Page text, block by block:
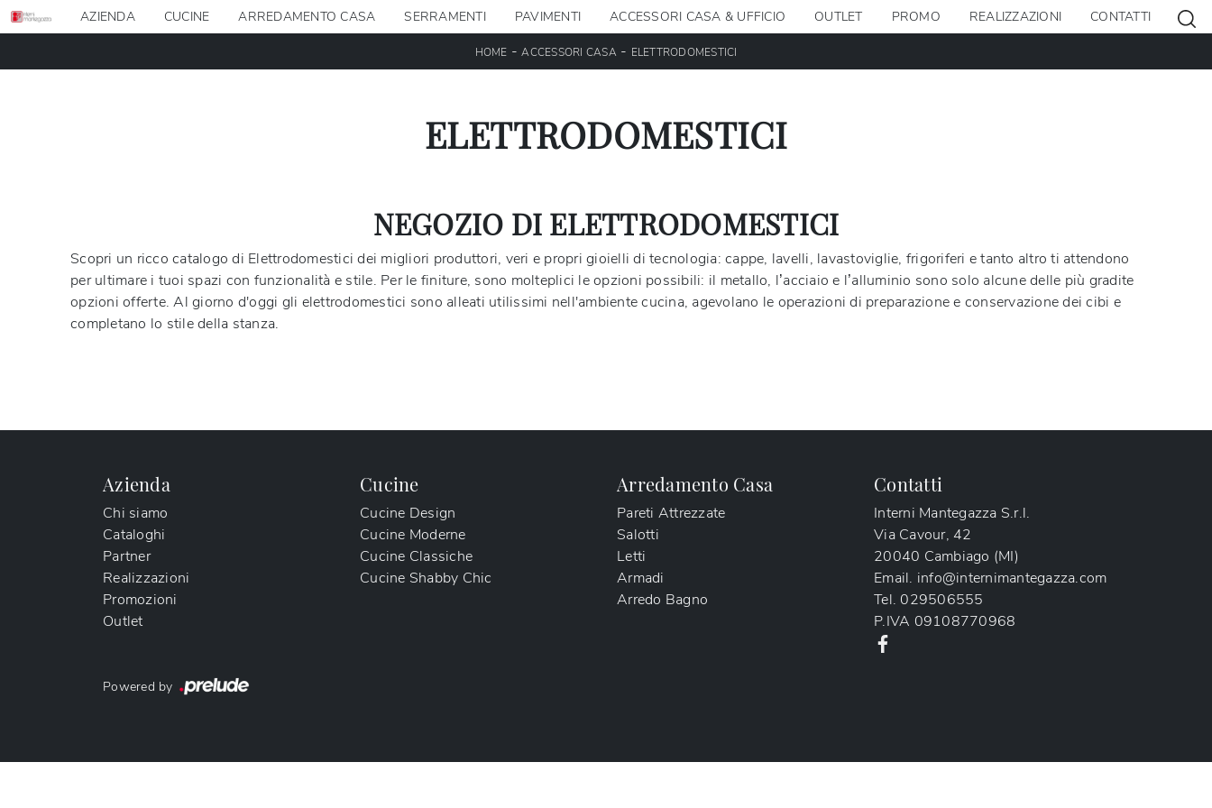
AZIENDA CUCINE ARREDAMENTO CASA SERRAMENTI PAVIMENTI ACCESSORI CASA & UFFICIO OUTLET PROMO REALIZZAZIONI CONTATTI
HOME -ACCESSORI CASA - ELETTRODOMESTICI
ELETTRODOMESTICI
NEGOZIO DI ELETTRODOMESTICI
Scopri un ricco catalogo di Elettrodomestici dei migliori produttori, veri e propri gioielli di tecnologia: cappe, lavelli, lavastoviglie, frigoriferi e tanto altro ti attendono
per ultimare i tuoi spazi con funzionalità e stile. Per le finiture, sono molteplici le opzioni possibili: il metallo, l’acciaio e l’alluminio sono solo alcune delle più gradite
opzioni offerte. Al giorno d'oggi gli elettrodomestici sono alleati utilissimi nell'ambiente cucina, agevolano le operazioni di preparazione e conservazione dei cibi e
completano lo stile della stanza.
Azienda
Chi siamo
Cataloghi
Partner
Realizzazioni
Promozioni
Outlet
Cucine
Cucine Design
Cucine Moderne
Cucine Classiche
Cucine Shabby Chic
Arredamento Casa
Pareti Attrezzate
Salotti
Letti
Armadi
Arredo Bagno
Contatti
Interni Mantegazza S.r.l.
Via Cavour, 42
20040 Cambiago (MI)
Email. info@internimantegazza.com
Tel. 029506555
P.IVA 09108770968
Powered by